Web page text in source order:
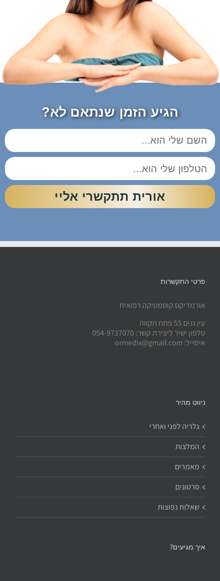
הגיע הזמן שנתאם לא?
אורית תתקשרי אליי
פרטי התקשרות
אורמדיקס קוסמטיקה רפואית
עין גנים 55 פתח תקווה
טלפון ישיר ליצירת קשר: 054-9737070
אימייל: ormedix@gmail.com
ניווט מהיר
גלריה לפני ואחרי
המלצות
מאמרים
סרטונים
שאלות נפוצות
איך מגיעים?